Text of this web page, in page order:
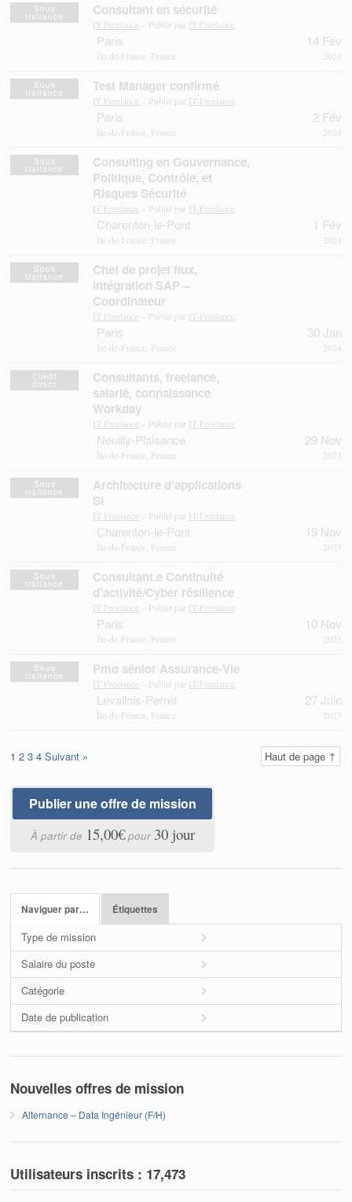
Sous
traitance Consultant en sécurité
IT Freelance – Publié par IT-Freelance
Paris
Île-de-France, France
14 Fév
2024
Sous
traitance Test Manager confirmé
IT Freelance – Publié par IT-Freelance
Paris
Île-de-France, France
2 Fév
2024
Sous
traitance
Consulting en Gouvernance,
Politique, Contrôle, et
Risques Sécurité
IT Freelance – Publié par IT-Freelance
Charenton-le-Pont
Île-de-France, France
1 Fév
2024
Sous
traitance
Chef de projet flux,
intégration SAP –
Coordinateur
IT Freelance – Publié par IT-Freelance
Paris
Île-de-France, France
30 Jan
2024
Client
direct
Consultants, freelance,
salarié, connaissance
Workday
IT Freelance – Publié par IT-Freelance
Neuilly-Plaisance
Île-de-France, France
29 Nov
2023
Sous
traitance
Architecture d’applications
SI
IT Freelance – Publié par IT-Freelance
Charenton-le-Pont
Île-de-France, France
19 Nov
2023
Sous
traitance
Consultant.e Continuité
d’activité/Cyber résilience
IT Freelance – Publié par IT-Freelance
Paris
Île-de-France, France
10 Nov
2023
Sous
traitance Pmo sénior Assurance-Vie
IT Freelance – Publié par IT-Freelance
Levallois-Perret
Île-de-France, France
27 Juin
2023
1 2 3 4 Suivant » Haut de page ↑
Publier une offre de mission
À partir de 15,00€pour 30 jour
Naviguer par… Étiquettes
Type de mission
Salaire du poste
Catégorie
Date de publication
Nouvelles offres de mission
Alternance – Data Ingénieur (F/H)
Utilisateurs inscrits : 17,473